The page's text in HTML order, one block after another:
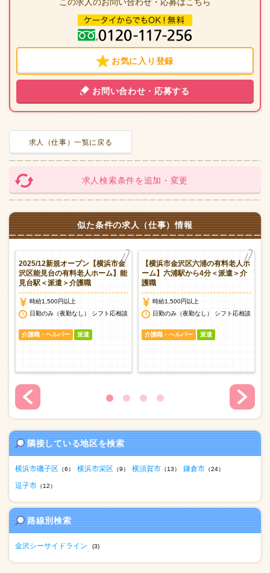
この求人のお問い合わせ・応募はこちら
お気に入り登録
お問い合わせ・応募する
求人（仕事）一覧に戻る
求人検索条件を追加・変更
似た条件の求人（仕事）情報
2025/12新規オープン【横浜市金
沢区能見台の有料老人ホーム】能
見台駅＜派遣＞介護職
時給1,500円以上
日勤のみ（夜勤なし） シフト応相談
介護職・ヘルパー 派遣
【横浜市金沢区六浦の有料老人ホ
ーム】六浦駅から4分＜派遣＞介
護職
時給1,500円以上
日勤のみ（夜勤なし） シフト応相談
介護職・ヘルパー 派遣
隣接している地区を検索
横浜市磯子区 （6） 横浜市栄区 （9） 横須賀市 （13） 鎌倉市 （24）
逗子市 （12）
路線別検索
金沢シーサイドライン (3)